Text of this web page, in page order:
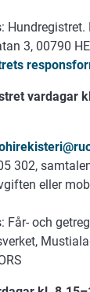
3, 00790
vardagar
302,
eller
Får- och